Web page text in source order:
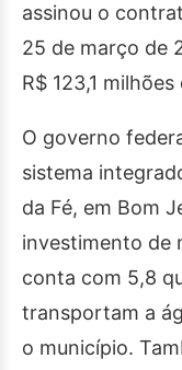
assinou o
25 de março de
R$ 123,1
O governo
sistema
da Fé, em Bom
investimento de
conta com 5,8
transportam a
o município.